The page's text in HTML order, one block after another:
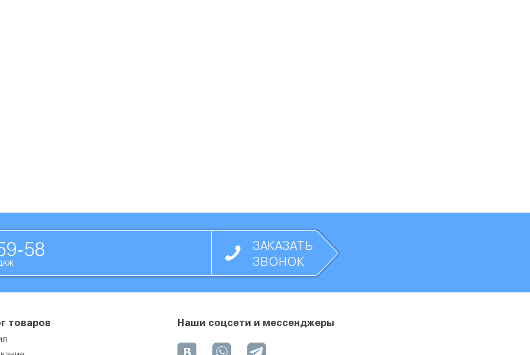
58
ЗАКАЗАТЬ
ЗВОНОК
товаров Наши соцсети и мессенджеры